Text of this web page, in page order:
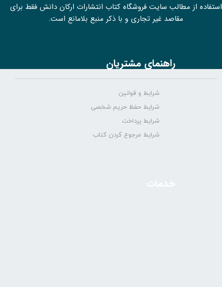
استفاده از مطالب سايت فروشگاه کتاب انتشارات ارکان دانش فقط برای
مقاصد غیر تجاری و با ذکر منبع بلامانع است.
راهنمای مشتریان
شرایط و قوانین
شرایط حفظ حریم شخصی
شرایط پرداخت
شرایط مرجوع کردن کتاب